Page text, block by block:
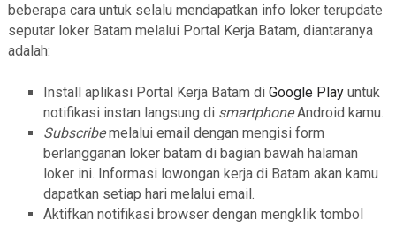
beberapa cara untuk selalu mendapatkan info loker terupdate
seputar loker Batam melalui Portal Kerja Batam, diantaranya
adalah:
Install aplikasi Portal Kerja Batam di Google Playuntuk
notifikasi instan langsung di smartphoneAndroid kamu.
Subscribemelalui email dengan mengisi form
berlangganan loker batam di bagian bawah halaman
loker ini. Informasi lowongan kerja di Batam akan kamu
dapatkan setiap hari melalui email.
Aktifkan notifikasi browser dengan mengklik tombol